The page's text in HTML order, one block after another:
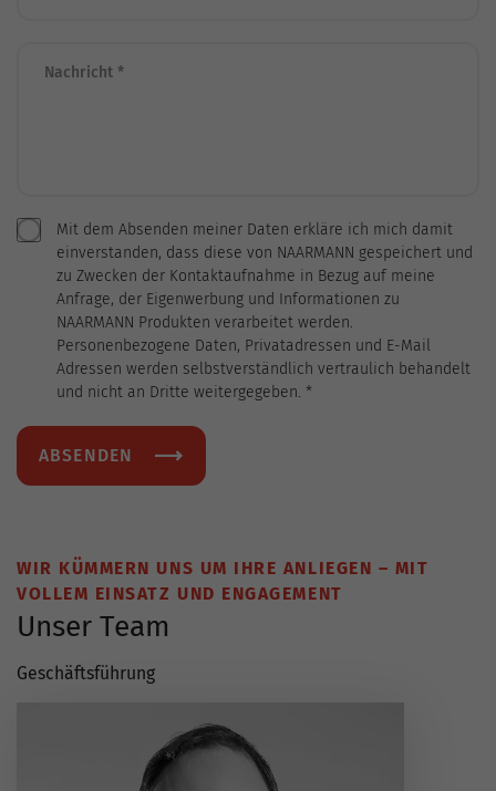
Nachricht *
Mit dem Absenden meiner Daten erkläre ich mich damit
einverstanden, dass diese von NAARMANN gespeichert und
zu Zwecken der Kontaktaufnahme in Bezug auf meine
Anfrage, der Eigenwerbung und Informationen zu
NAARMANN Produkten verarbeitet werden.
Personenbezogene Daten, Privatadressen und E-Mail
Adressen werden selbstverständlich vertraulich behandelt
und nicht an Dritte weitergegeben. *
ABSENDEN
WIR KÜMMERN UNS UM IHRE ANLIEGEN – MIT
VOLLEM EINSATZ UND ENGAGEMENT
Unser Team
Geschäftsführung